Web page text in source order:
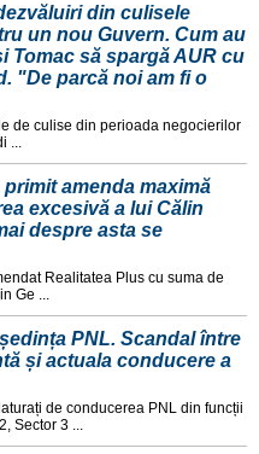
din culisele
un nou Guvern. Cum au
Tomac să spargă AUR cu
"De parcă noi am fi o
de culise din perioada negocierilor
...
amenda maximă
excesivă a lui Călin
despre asta se
Realitatea Plus cu suma de
Ge ...
PNL. Scandal între
și actuala conducere a
de conducerea PNL din funcții
Sector 3 ...